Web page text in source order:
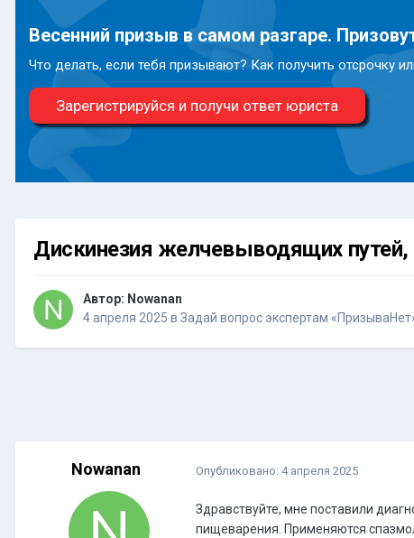
Весенний призыв в самом разгаре.
Что делать, если тебя призывают? Как получить отсрочку
Зарегистрируйся и получи ответ юриста
Дискинезия желчевыводящих путей,
Автор: Nowanan
4 апреля 2025 в Задай вопрос экспертам
Nowanan Опубликовано: 4 апреля 2025
Здравствуйте, мне поставили
пищеварения. Применяются